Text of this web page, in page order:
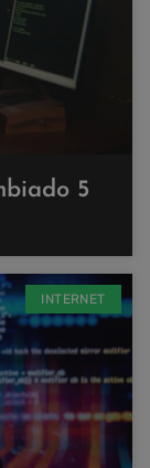
5
INTERNET